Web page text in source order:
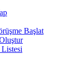
Başlat